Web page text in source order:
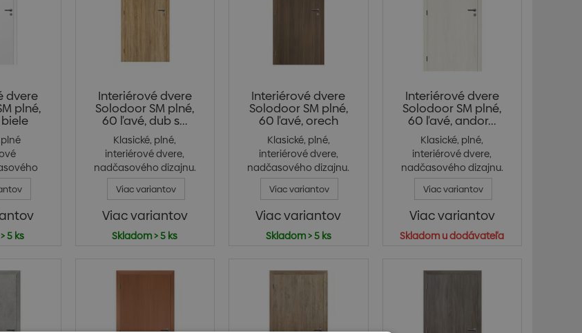
dvere
plné,
z...
5 ks
Interiérové dvere
Solodoor SM plné,
60 ľavé, dub s...
Klasické, plné,
interiérové dvere,
nadčasového dizajnu.
Jede...
Viac variantov
Viac variantov
Skladom > 5 ks
Interiérové dvere
Solodoor SM plné,
60 ľavé, orech
Klasické, plné,
interiérové dvere,
nadčasového dizajnu.
Jede...
Viac variantov
Viac variantov
Skladom > 5 ks
Interiérové dvere
Solodoor SM plné,
60 ľavé, andor...
Klasické, plné,
interiérové dvere,
nadčasového dizajnu.
Jede...
Viac variantov
Viac variantov
Skladom u dodávateľa